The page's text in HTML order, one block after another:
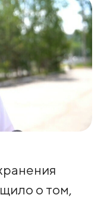
о том,